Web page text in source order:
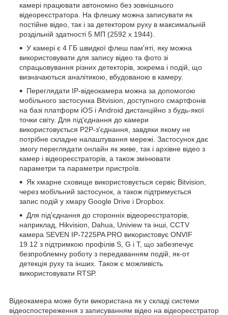
камері працювати автономно без зовнішнього
відеореєстратора. На флешку можна записувати як
постійне відео, так і за детектором руху в максимальній
роздільній здатності 5 МП (2592 x 1944).
У камері є 4 ГБ швидкої флеш пам'яті, яку можна
використовувати для запису відео та фото зі
спрацьовування різних детекторів, зокрема і подій, що
визначаються аналітикою, вбудованою в камеру.
Переглядати IP-відеокамера можна за допомогою
мобільного застосунка Bitvision, доступного смартфонів
на базі платформ iOS і Android дистанційно з будь-якої
точки світу. Для під'єднання до камери
використовується P2P-з'єднання, завдяки якому не
потрібне складне налаштування мережі. Застосунок дає
змогу переглядати онлайн як живе, так і архівне відео з
камер і відеореєстраторів, а також змінювати
параметри та параметри пристроїв.
Як хмарне сховище використовується сервіс Bitvision,
через мобільний застосунок, а також підтримується
запис подій у хмару Google Drive і Dropbox.
Для під'єднання до сторонніх відеореєстраторів,
наприклад, Hikvision, Dahua, Uniview та інші, CCTV
камера SEVEN IP-7225PA PRO використовує ONVIF
19.12 з підтримкою профілів S, G і T, що забезпечує
безпроблемну роботу з передаванням подій, як-от
детекція руху та інших. Також є можливість
використовувати RTSP.
Відеокамера може бути використана як у складі системи
відеоспостереження з записуванням відео на відеореєстратор